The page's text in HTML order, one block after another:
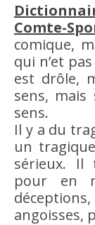
Comte-
comique,
qui n’et
est drôle,
sens,
sens.
Il y a du
un
sérieux. Il
pour en
angoisses,